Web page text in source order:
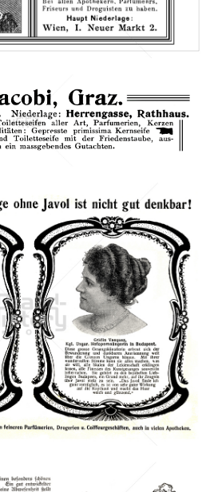
Bild-ID: 66745
Bild-ID: 42019
Henkel Central Eastern Europe GmbH
1901
Bild-ID: 40687